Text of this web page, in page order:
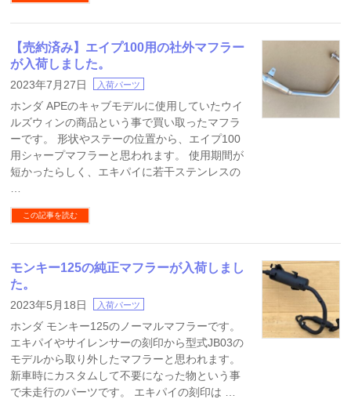
【売約済み】エイプ100用の社外マフラー
が入荷しました。
2023年7月27日 入荷パーツ
ホンダ APEのキャブモデルに使用していたウイ
ルズウィンの商品という事で買い取ったマフラ
ーです。 形状やステーの位置から、エイプ100
用シャープマフラーと思われます。 使用期間が
短かったらしく、エキパイに若干ステンレスの
この記事を読む
モンキー125の純正マフラーが入荷しまし
た。
2023年5月18日 入荷パーツ
ホンダ モンキー125のノーマルマフラーです。
エキパイやサイレンサーの刻印から型式JB03の
モデルから取り外したマフラーと思われます。
新車時にカスタムして不要になった物という事
で未走行のパーツです。 エキパイの刻印は …